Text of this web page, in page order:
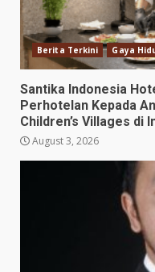
Berita Terkini Gaya
Santika Indonesia
Perhotelan Kepada
Children’s Villages di
August 3, 2026